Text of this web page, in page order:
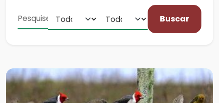
Buscar